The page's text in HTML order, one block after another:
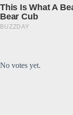
No votes yet.